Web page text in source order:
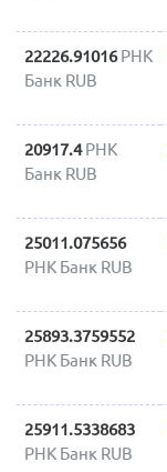
22226.91016 РНК
Банк RUB
20917.4 РНК
Банк RUB
25011.075656
РНК Банк RUB
25893.3759552
РНК Банк RUB
25911.5338683
РНК Банк RUB